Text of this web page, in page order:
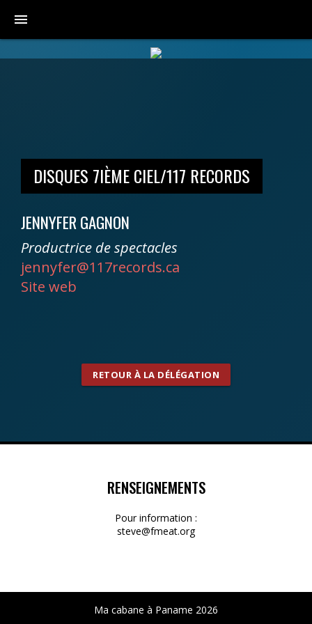
menu
DISQUES 7IÈME CIEL/117 RECORDS
JENNYFER GAGNON
Productrice de spectacles
jennyfer@117records.ca
Site web
RETOUR À LA DÉLÉGATION
RENSEIGNEMENTS
Pour information :
steve@fmeat.org
Ma cabane à Paname 2026